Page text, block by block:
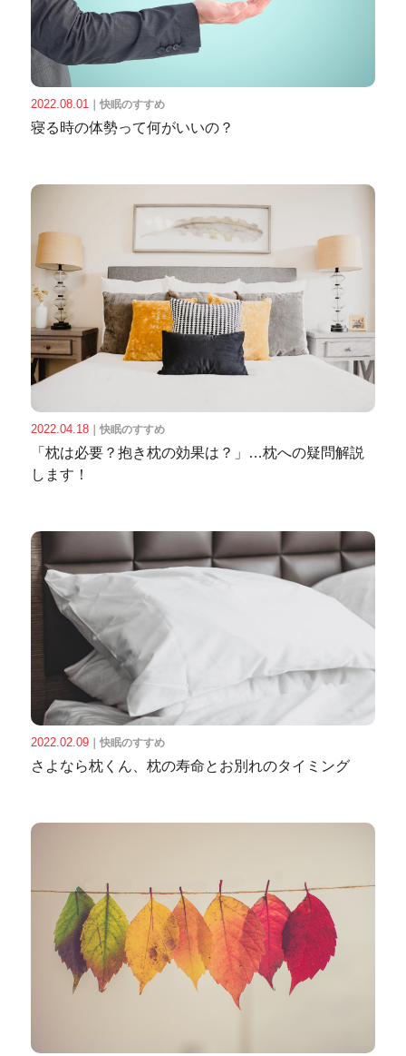
2022.08.01｜ 快眠のすすめ
寝る時の体勢って何がいいの？
2022.04.18｜ 快眠のすすめ
「枕は必要？抱き枕の効果は？」…枕への疑問解説
します！
2022.02.09｜ 快眠のすすめ
さよなら枕くん、枕の寿命とお別れのタイミング